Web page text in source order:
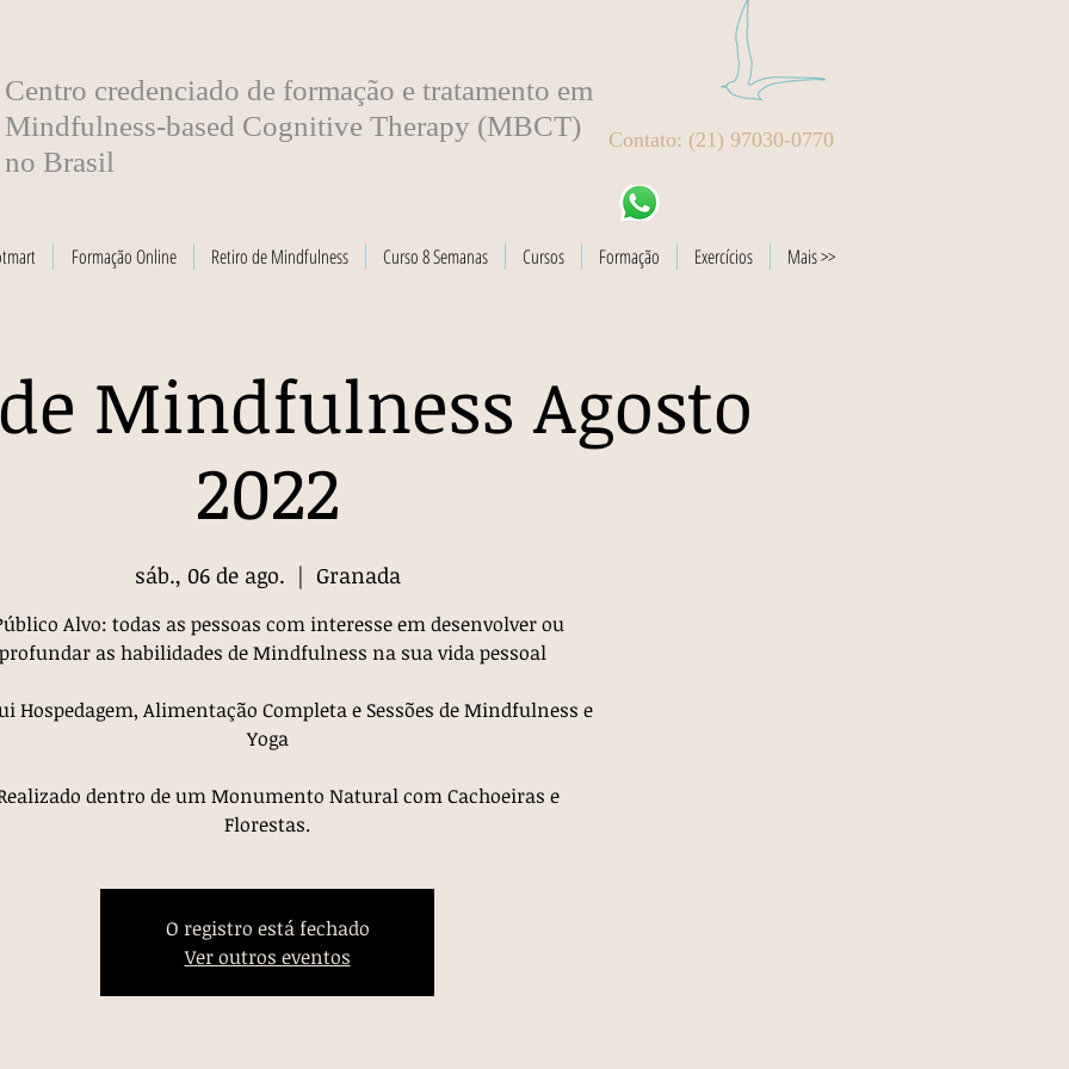
​Centro credenciado de formação e tratamento em
Mindfulness-based Cognitive Therapy (MBCT)
no Brasil
Contato: (21) 97030-0770
Formação Online Retiro de Mindfulness Curso 8 Semanas Cursos Formação Exercícios Mais >>
Mindfulness Agosto
2022
sáb., 06 de ago.
  |
Granada
Alvo: todas as pessoas com interesse em desenvolver ou
as habilidades de Mindfulness na sua vida pessoal
Hospedagem, Alimentação Completa e Sessões de Mindfulness e
Yoga
dentro de um Monumento Natural com Cachoeiras e
Florestas.
O registro está fechado
Ver outros eventos